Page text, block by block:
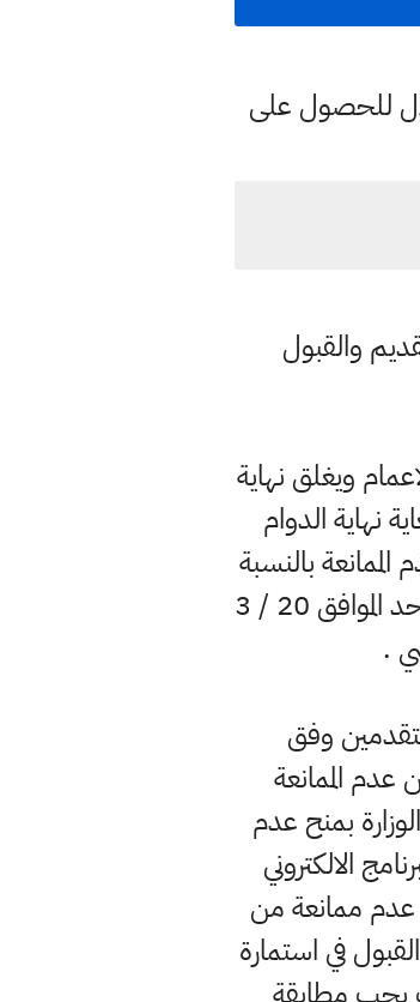
للحصول على
والقبول
ويغلق نهاية
لغاية نهاية الدوام
عدم الممانعة بالنسبة
للمديريات العامة بديوان الوزارة والمديريات العامة للتربية المرتبطة بالوزارة في موعد اقصاه يوم الاحد الموافق 20 / 3
وفق
الممانعة
بمنح عدم
الالكتروني
عدم ممانعة من
في استمارة